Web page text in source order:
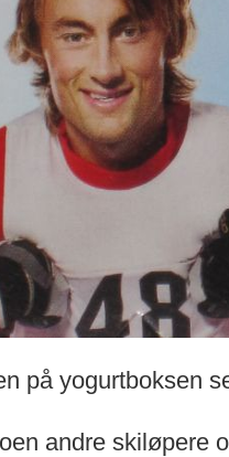
på yogurtboksen
andre skiløpere